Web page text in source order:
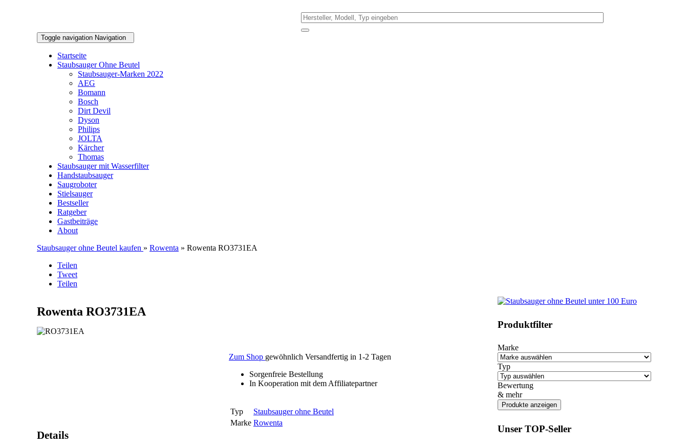
Toggle navigation Navigation
Startseite
Staubsauger Ohne Beutel
Staubsauger-Marken 2022
AEG
Bomann
Bosch
Dirt Devil
Dyson
Philips
JOLTA
Kärcher
Thomas
Staubsauger mit Wasserfilter
Handstaubsauger
Saugroboter
Stielsauger
Bestseller
Ratgeber
Gastbeiträge
About
Staubsauger ohne Beutel kaufen » Rowenta » Rowenta RO3731EA
Teilen
Tweet
Teilen
Rowenta RO3731EA
Zum Shop gewöhnlich Versandfertig in 1-2 Tagen
Sorgenfreie Bestellung
In Kooperation mit dem Affiliatepartner
Typ
Staubsauger ohne Beutel
Marke Rowenta
Details
Produktfilter
Marke
Typ
Bewertung
& mehr
Unser TOP-Seller